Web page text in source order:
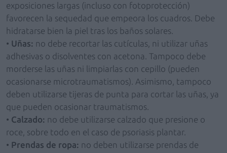
exposiciones largas (incluso con fotoprotección)
favorecen la sequedad que empeora los cuadros. Debe
hidratarse bien la piel tras los baños solares.
• Uñas: no debe recortar las cutículas, ni utilizar uñas
adhesivas o disolventes con acetona. Tampoco debe
morderse las uñas ni limpiarlas con cepillo (pueden
ocasionarse microtraumatismos). Asimismo, tampoco
deben utilizarse tijeras de punta para cortar las uñas, ya
que pueden ocasionar traumatismos.
• Calzado: no debe utilizarse calzado que presione o
roce, sobre todo en el caso de psoriasis plantar.
• Prendas de ropa: no deben utilizarse prendas de